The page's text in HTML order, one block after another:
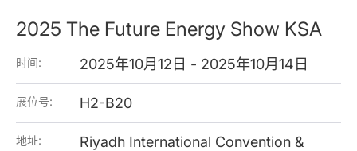
2025 The Future Energy Show KSA
时间: 2025年10月12日 - 2025年10月14日
展位号: H2-B20
地址:
Riyadh International Convention &